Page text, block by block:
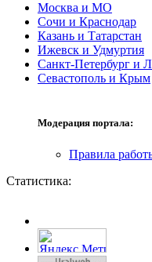
Москва и МО
Сочи и Краснодар
Казань и Татарстан
Ижевск и Удмуртия
Санкт-Петербург и
Севастополь и Крым
Модерация портала:
Правила
Статистика: